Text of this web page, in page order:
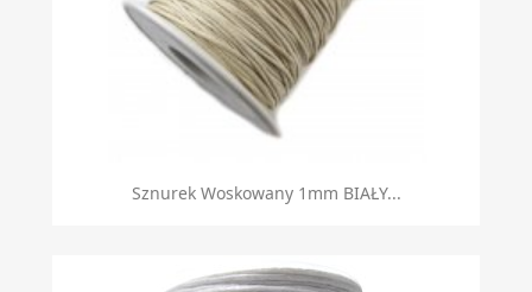
Sznurek Woskowany 1mm BIAŁY...